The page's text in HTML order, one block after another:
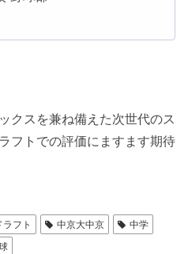
クスを兼ね備えた次世代のス
フトでの評価にますます期待
ラフト 中京大中京
中学